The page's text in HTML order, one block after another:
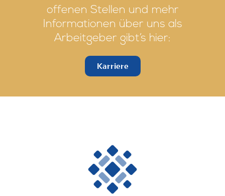
offenen Stellen und mehr
Informationen über uns als
Arbeitgeber gibt’s hier:
Karriere